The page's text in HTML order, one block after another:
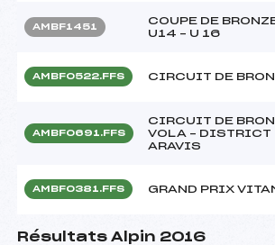
AMBF1451
COUPE DE
U14 – U 16
AMBF0522.FFS CIRCUIT DE
AMBF0691.FFS
CIRCUIT DE
VOLA – DISTRICT
ARAVIS
AMBF0381.FFS GRAND PRIX
Résultats Alpin 2016